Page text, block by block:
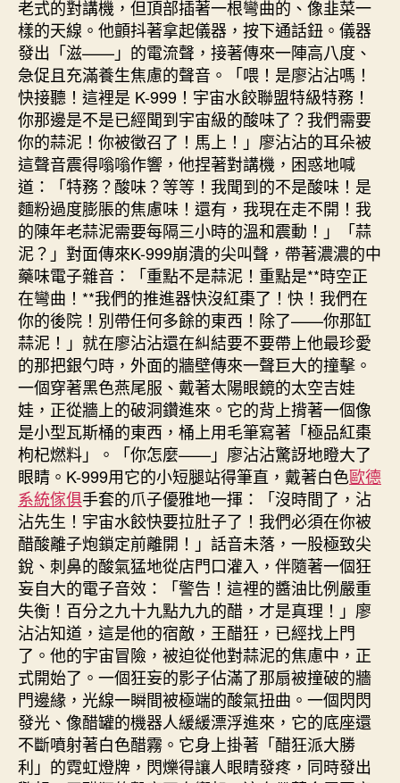
老式的對講機，但頂部插著一根彎曲的、像韭菜一
樣的天線。他顫抖著拿起儀器，按下通話鈕。儀器
發出「滋——」的電流聲，接著傳來一陣高八度、
急促且充滿養生焦慮的聲音。「喂！是廖沾沾嗎！
快接聽！這裡是 K-999！宇宙水餃聯盟特級特務！
你那邊是不是已經聞到宇宙級的酸味了？我們需要
你的蒜泥！你被徵召了！馬上！」廖沾沾的耳朵被
這聲音震得嗡嗡作響，他捏著對講機，困惑地喊
道：「特務？酸味？等等！我聞到的不是酸味！是
麵粉過度膨脹的焦慮味！還有，我現在走不開！我
的陳年老蒜泥需要每隔三小時的溫和震動！」「蒜
泥？」對面傳來K-999崩潰的尖叫聲，帶著濃濃的中
藥味電子雜音：「重點不是蒜泥！重點是**時空正
在彎曲！**我們的推進器快沒紅棗了！快！我們在
你的後院！別帶任何多餘的東西！除了——你那缸
蒜泥！」就在廖沾沾還在糾結要不要帶上他最珍愛
的那把銀勺時，外面的牆壁傳來一聲巨大的撞擊。
一個穿著黑色燕尾服、戴著太陽眼鏡的太空吉娃
娃，正從牆上的破洞鑽進來。它的背上揹著一個像
是小型瓦斯桶的東西，桶上用毛筆寫著「極品紅棗
枸杞燃料」。「你怎麼——」廖沾沾驚訝地瞪大了
眼睛。K-999用它的小短腿站得筆直，戴著白色歐德
系統傢俱手套的爪子優雅地一揮：「沒時間了，沾
沾先生！宇宙水餃快要拉肚子了！我們必須在你被
醋酸離子炮鎖定前離開！」話音未落，一股極致尖
銳、刺鼻的酸氣猛地從店門口灌入，伴隨著一個狂
妄自大的電子音效：「警告！這裡的醬油比例嚴重
失衡！百分之九十九點九九的醋，才是真理！」廖
沾沾知道，這是他的宿敵，王醋狂，已經找上門
了。他的宇宙冒險，被迫從他對蒜泥的焦慮中，正
式開始了。一個狂妄的影子佔滿了那扇被撞破的牆
門邊緣，光線一瞬間被極端的酸氣扭曲。一個閃閃
發光、像醋罐的機器人緩緩漂浮進來，它的底座還
不斷噴射著白色醋霧。它身上掛著「醋狂派大勝
利」的霓虹燈牌，閃爍得讓人眼睛發疼，同時發出